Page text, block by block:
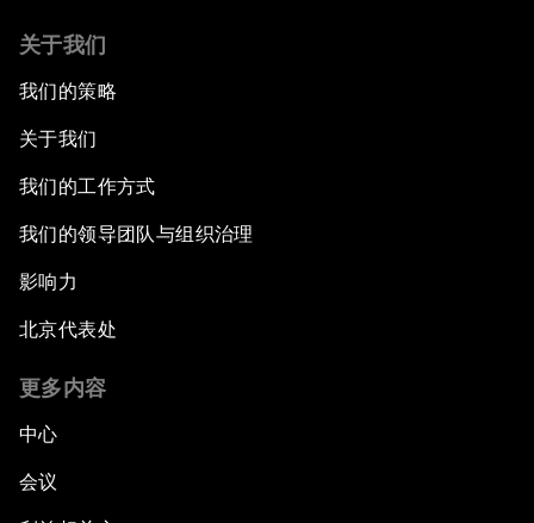
关于我们
我们的策略
关于我们
我们的工作方式
我们的领导团队与组织治理
影响力
北京代表处
更多内容
中心
会议